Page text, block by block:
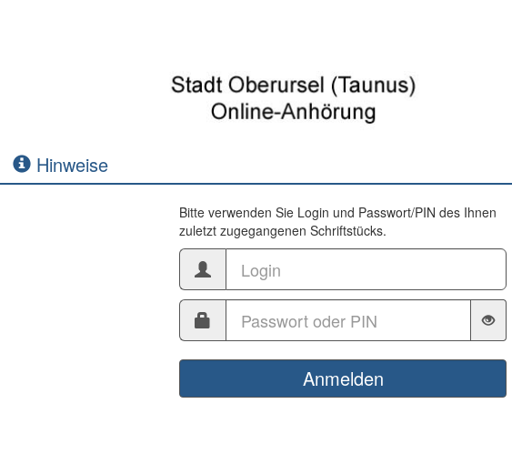
Hinweise
Bitte verwenden Sie Login und Passwort/PIN des Ihnen
zuletzt zugegangenen Schriftstücks.
Anmelden